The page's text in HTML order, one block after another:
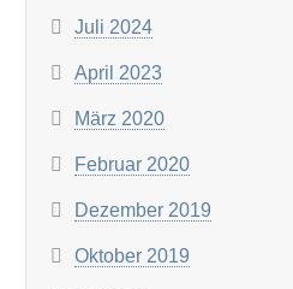
Juli 2024
April 2023
März 2020
Februar 2020
Dezember 2019
Oktober 2019